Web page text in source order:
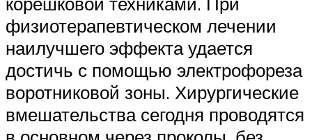
физиотерапевтическом лечении
наилучшего эффекта удается
достичь с помощью электрофореза
воротниковой зоны. Хирургические
вмешательства сегодня проводятся